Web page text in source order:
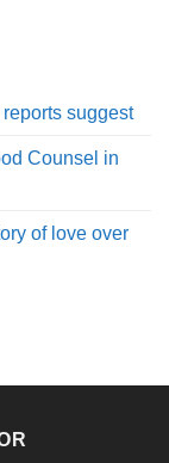
suggest
Counsel in
of love over